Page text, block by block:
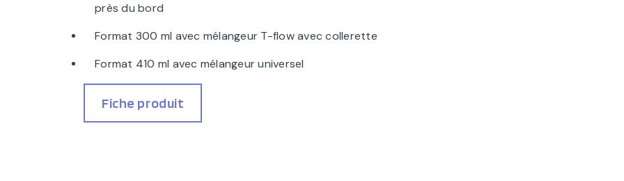
près du bord
Format 300 ml avec mélangeur T-flow avec collerette
Format 410 ml avec mélangeur universel
Fiche produit